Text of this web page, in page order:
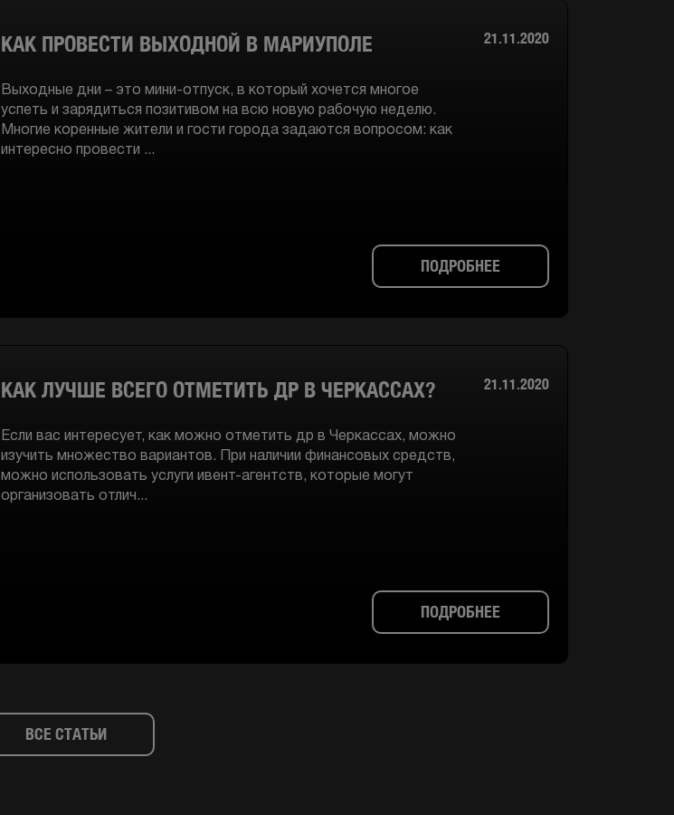
КАК ПРОВЕСТИ ВЫХОДНОЙ В МАРИУПОЛЕ
Выходные дни – это мини-отпуск, в который хочется многое
успеть и зарядиться позитивом на всю новую рабочую неделю.
Многие коренные жители и гости города задаются вопросом: как
интересно провести ...
21.11.2020
ПОДРОБНЕЕ
КАК ЛУЧШЕ ВСЕГО ОТМЕТИТЬ ДР В ЧЕРКАССАХ?
Если вас интересует, как можно отметить др в Черкассах, можно
изучить множество вариантов. При наличии финансовых средств,
можно использовать услуги ивент-агентств, которые могут
организовать отлич...
21.11.2020
ПОДРОБНЕЕ
ВСЕ СТАТЬИ